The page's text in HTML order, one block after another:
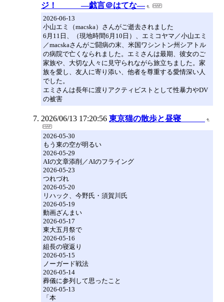
ジ！ ―戯言＠はてな―
2026-06-13
小山エミ（macska）さんがご逝去されました
6月11日、（現地時間6月10日）、エミコヤマ／小山エミ
／macskaさんがご闘病の末、米国ワシントン州シアトル
の病院で亡くなられました。エミさんは最期、彼女のご
家族や、大切な人々に見守られながら旅立ちました。家
族を愛し、友人に寄り添い、他者を尊重する愛情深い人
でした。
エミさんは長年に渡りアクティビストとして性暴力やDV
の被害
2026/06/13 17:20:56 東京猫の散歩と昼寝
2026-05-30
もう東の空が明るい
2026-05-29
AIの文章添削／AIのフライング
2026-05-23
つれづれ
2026-05-20
リハック、今野氏・須賀川氏
2026-05-19
動画ざんまい
2026-05-17
東大五月祭で
2026-05-16
組長の寝返り
2026-05-15
ノーガード戦法
2026-05-14
葬儀に参列して思ったこと
2026-05-13
「本